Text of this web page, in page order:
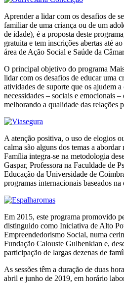
Aprender a lidar com os desafios de
familiar de uma criança ou de um
de idade), é a proposta deste
gratuita e tem inscrições abertas até
área de Ação Social e Saúde da
O principal objetivo do programa
lidar com os desafios de educar uma
atividades de suporte que os ajudem
necessidades – sociais e emocionais –
melhorando a qualidade das relações
A atenção positiva, o uso de elogios
calma são alguns dos temas a
Família integra-se na metodologia
Gaspar, Professora na Faculdade de
Educação da Universidade de
programas internacionais baseados na
Em 2015, este programa promovido
distinguido como Iniciativa de Alto
Empreendedorismo Social, numa
Fundação Calouste Gulbenkian e,
participação de largas dezenas de
As sessões têm a duração de duas
abril e junho de 2019, em horário